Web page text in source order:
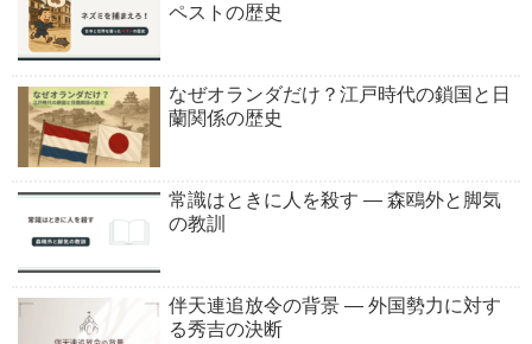
ペストの歴史
なぜオランダだけ？江戸時代の鎖国と日
蘭関係の歴史
常識はときに人を殺す ― 森鴎外と脚気
の教訓
伴天連追放令の背景 ― 外国勢力に対す
る秀吉の決断